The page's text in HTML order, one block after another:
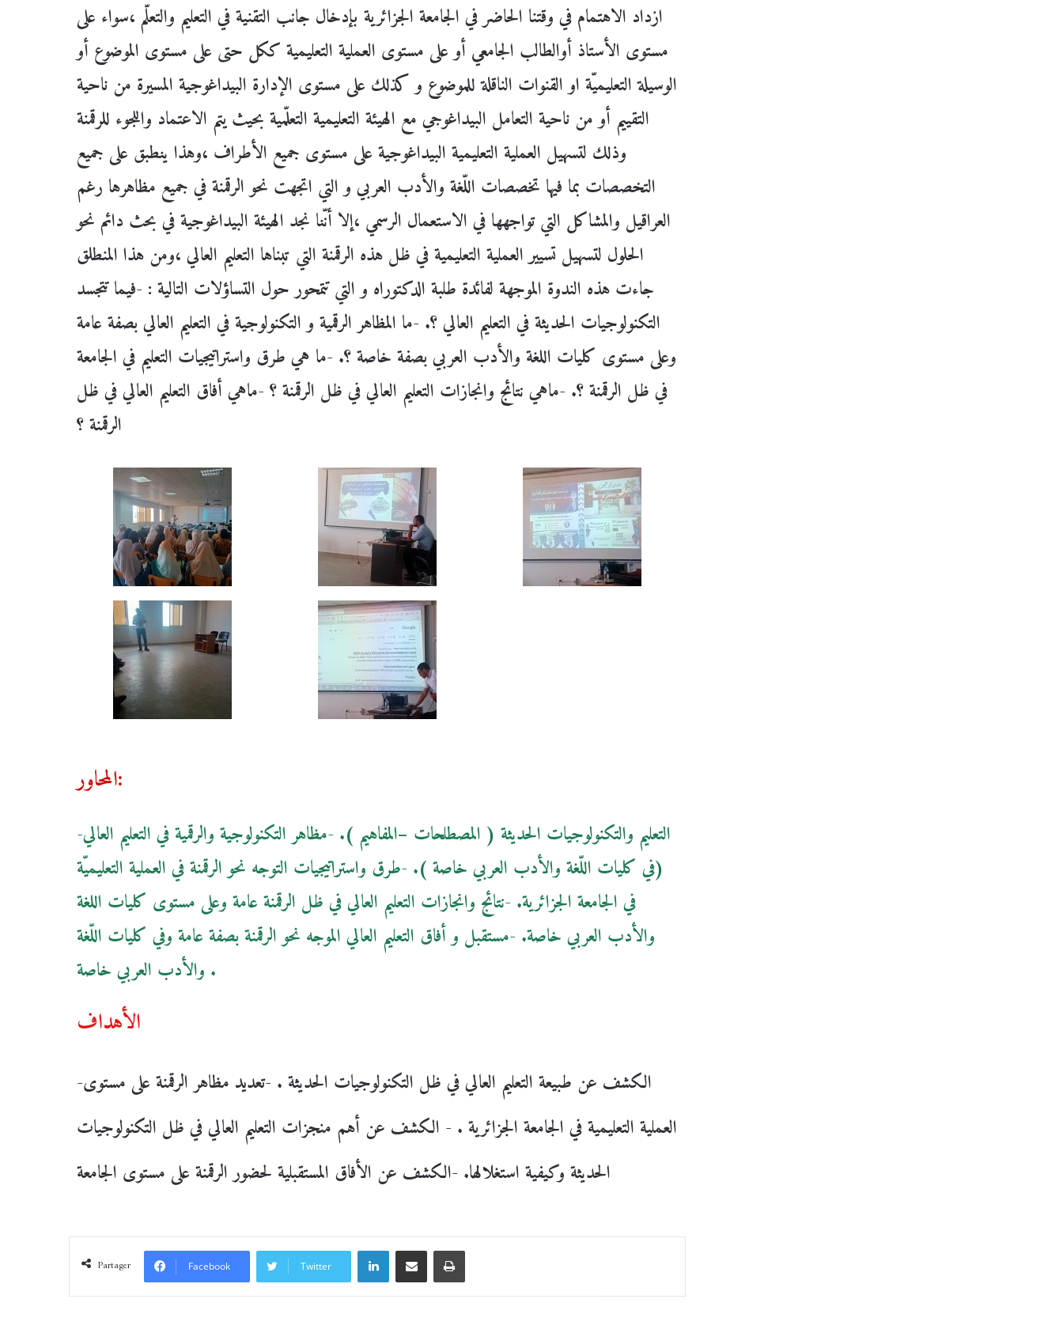
ازداد الاهتمام في وقتنا الحاضر في الجامعة الجزائرية بإدخال جانب التقنية في التعليم والتعلّم ،سواء على
مستوى الأستاذ أوالطالب الجامعي أو على مستوى العملية التعليمية ككل حتى على مستوى الموضوع أو
الوسيلة التعليميّة او القنوات الناقلة للموضوع و كذلك على مستوى الإدارة البيداغوجية المسيرة من ناحية
التقييم أو من ناحية التعامل البيداغوجي مع الهيئة التعليمية التعلّمية بحيث يتم الاعتماد واللجوء للرقمنة
وذلك لتسهيل العملية التعليمية البيداغوجية على مستوى جميع الأطراف ،وهذا ينطبق على جميع
التخصصات بما فيها تخصصات اللّغة والأدب العربي و التي اتجهت نحو الرقمنة في جميع مظاهرها رغم
العراقيل والمشاكل التي تواجهها في الاستعمال الرسمي ،إلا أنّنا نجد الهيئة البيداغوجية في بحث دائم نحو
الحلول لتسهيل تسيير العملية التعليمية في ظل هذه الرقمنة التي تبناها التعليم العالي ،ومن هذا المنطلق
جاءت هذه الندوة الموجهة لفائدة طلبة الدكتوراه و التي تتمحور حول التساؤلات التالية : -فيما تتجسد
التكنولوجيات الحديثة في التعليم العالي ؟. -ما المظاهر الرقمية و التكنولوجية في التعليم العالي بصفة عامة
وعلى مستوى كليات اللغة والأدب العربي بصفة خاصة ؟. -ما هي طرق واستراتيجيات التعليم في الجامعة
في ظل الرقمنة ؟. -ماهي نتائج وانجازات التعليم العالي في ظل الرقمنة ؟ -ماهي أفاق التعليم العالي في ظل
الرقمنة ؟
المحاور:
-التعليم والتكنولوجيات الحديثة ( المصطلحات –المفاهيم ). -مظاهر التكنولوجية والرقمية في التعليم العالي
(في كليات اللّغة والأدب العربي خاصة ). -طرق واستراتيجيات التوجه نحو الرقمنة في العملية التعليميّة
في الجامعة الجزائرية. -نتائج وانجازات التعليم العالي في ظل الرقمنة عامة وعلى مستوى كليات اللغة
والأدب العربي خاصة. -مستقبل و أفاق التعليم العالي الموجه نحو الرقمنة بصفة عامة وفي كليات اللّغة
والأدب العربي خاصة .
الأهداف
-الكشف عن طبيعة التعليم العالي في ظل التكنولوجيات الحديثة . -تعديد مظاهر الرقمنة على مستوى
العملية التعليمية في الجامعة الجزائرية . - الكشف عن أهم منجزات التعليم العالي في ظل التكنولوجيات
الحديثة وكيفية استغلالها. -الكشف عن الأفاق المستقبلية لحضور الرقمنة على مستوى الجامعة
Partager Facebook Twitter